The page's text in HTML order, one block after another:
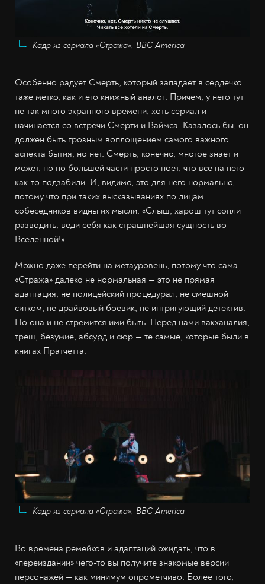
Кадр из сериала «Стража», BBC America
Особенно радует Смерть, который западает в сердечко
таже метко, как и его книжный аналог. Причём, у него тут
не так много экранного времени, хоть сериал и
начинается со встречи Смерти и Ваймса. Казалось бы, он
должен быть грозным воплощением самого важного
аспекта бытия, но нет. Смерть, конечно, многое знает и
может, но по большей части просто ноет, что все на него
как-то подзабили. И, видимо, это для него нормально,
потому что при таких высказываниях по лицам
собеседников видны их мысли: «Слыш, харош тут сопли
разводить, веди себя как страшнейшая сущность во
Вселенной!»
Можно даже перейти на метауровень, потому что сама
«Стража» далеко не нормальная — это не прямая
адаптация, не полицейский процедурал, не смешной
ситком, не драйвовый боевик, не интригующий детектив.
Но она и не стремится ими быть. Перед нами вакханалия,
треш, безумие, абсурд и сюр — те самые, которые были в
книгах Пратчетта.
Кадр из сериала «Стража», BBC America
Во времена ремейков и адаптаций ожидать, что в
«переиздании» чего-то вы получите знакомые версии
персонажей — как минимум опрометчиво. Более того,